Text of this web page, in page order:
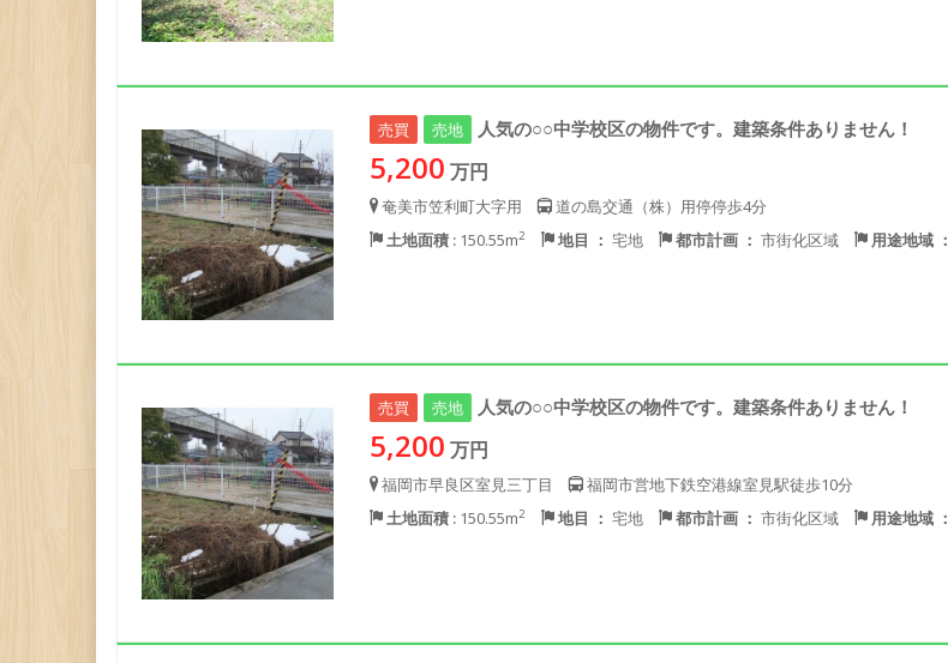
売買 売地 人気の○○中学校区の物件です。建築条件ありません！
5,200 万円
奄美市笠利町大字用
道の島交通（株）用停停歩4分
土地面積 :150.55m2 地目 ： 宅地 都市計画 ： 市街化区域 用途地域 ：
売買 売地 人気の○○中学校区の物件です。建築条件ありません！
5,200 万円
福岡市早良区室見三丁目
福岡市営地下鉄空港線室見駅徒歩10分
土地面積 :150.55m2 地目 ： 宅地 都市計画 ： 市街化区域 用途地域 ：